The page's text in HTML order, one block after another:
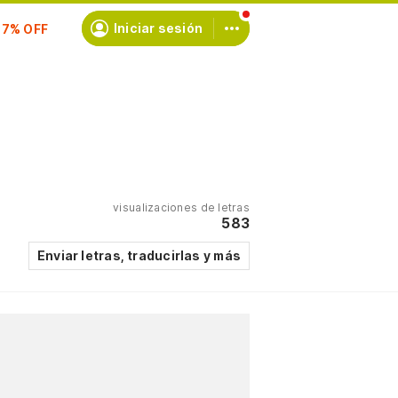
Iniciar sesión
visualizaciones de letras
583
Enviar letras, traducirlas y más